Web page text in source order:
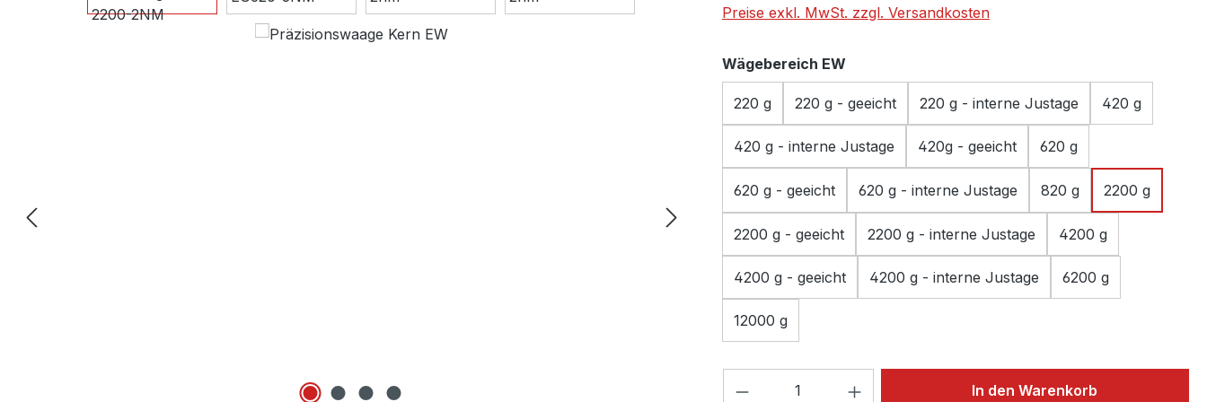
Preise exkl. MwSt. zzgl. Versandkosten
Wägebereich EW
220 g 220 g - geeicht 220 g - interne Justage 420 g
420 g - interne Justage 420g - geeicht 620 g
620 g - geeicht 620 g - interne Justage 820 g 2200 g
2200 g - geeicht 2200 g - interne Justage 4200 g
4200 g - geeicht 4200 g - interne Justage 6200 g
12000 g
Produkt Anzahl: Gib den gewünschten Wert
In den Warenkorb